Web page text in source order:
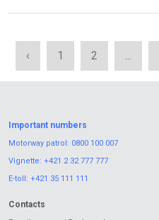
‹ 1 2 ...
Important numbers
Motorway patrol: 0800 100 007
Vignette: +421 2 32 777 777
E-toll: +421 35 111 111
Contacts